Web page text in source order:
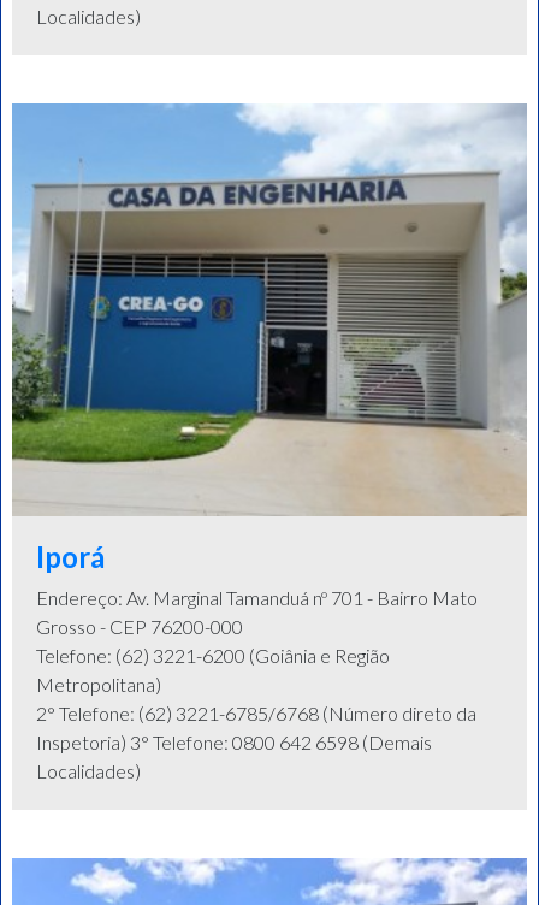
Localidades)
Iporá
Endereço: Av. Marginal Tamanduá nº 701 - Bairro Mato
Grosso - CEP 76200-000
Telefone: (62) 3221-6200 (Goiânia e Região
Metropolitana)
2° Telefone: (62) 3221-6785/6768 (Número direto da
Inspetoria) 3° Telefone: 0800 642 6598 (Demais
Localidades)